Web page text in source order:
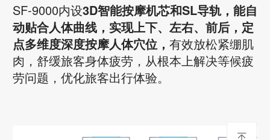
SF-9000内设3D智能按摩机芯和SL导轨，能自
动贴合人体曲线，实现上下、左右、前后，定
点多维度深度按摩人体穴位， 有效放松紧绷肌
肉，舒缓旅客身体疲劳，从根本上解决等候疲
劳问题，优化旅客出行体验。